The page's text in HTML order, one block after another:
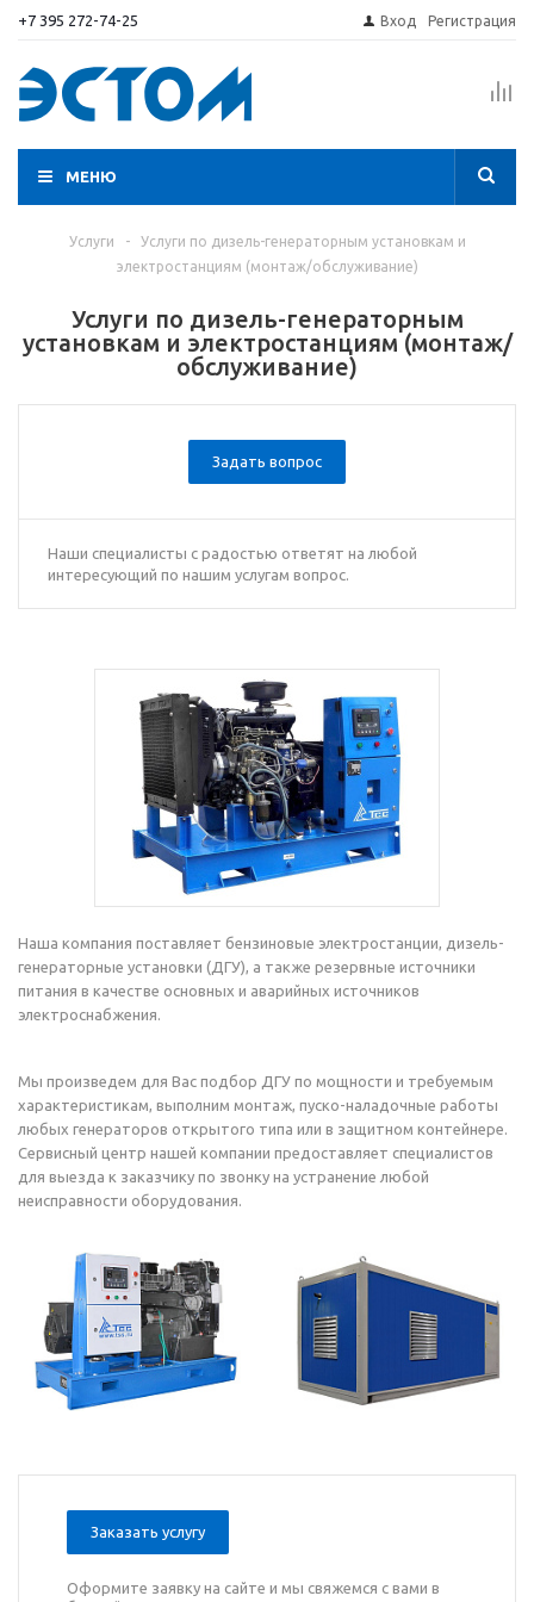
+7 395 272-74-25 Вход Регистрация
МЕНЮ
Услуги -
Услуги по дизель-генераторным установкам и
электростанциям (монтаж/обслуживание)
Услуги по дизель-генераторным
установкам и электростанциям (монтаж/
обслуживание)
Задать вопрос
Наши специалисты с радостью ответят на любой
интересующий по нашим услугам вопрос.
Наша компания поставляет бензиновые электростанции, дизель-
генераторные установки (ДГУ), а также резервные источники
питания в качестве основных и аварийных источников
электроснабжения.
Мы произведем для Вас подбор ДГУ по мощности и требуемым
характеристикам, выполним монтаж, пуско-наладочные работы
любых генераторов открытого типа или в защитном контейнере.
Сервисный центр нашей компании предоставляет специалистов
для выезда к заказчику по звонку на устранение любой
неисправности оборудования.
Заказать услугу
Оформите заявку на сайте и мы свяжемся с вами в